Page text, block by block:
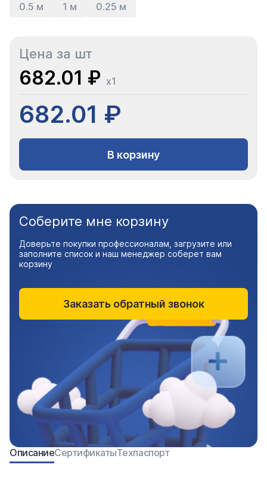
0.5 м
1 м 0.25 м
Цена за шт
682.01 ₽ x1
682.01 ₽
В корзину
ОписаниеСертификатыТехпаспорт
Соберите мне корзину
Доверьте покупки профессионалам, загрузите или
заполните список и наш менеджер соберет вам
корзину
Заказать обратный звонок